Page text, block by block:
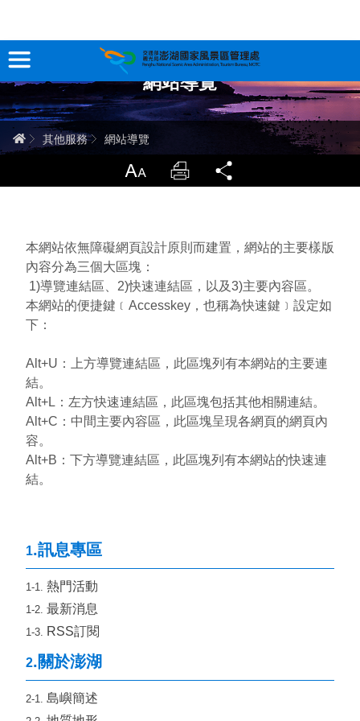
跳
到
主
要
內
容
訊息專區
關於澎湖
智慧觀光情報站
永續旅遊
RSS 臉書粉絲團
首長信箱 English
ไทย
網站導覽
首頁其他服務 網站導覽
放大 列印
本網站依無障礙網頁設計原則而建置，網站的主要樣版
內容分為三個大區塊：
1)導覽連結區、2)快速連結區，以及3)主要內容區。
本網站的便捷鍵﹝Accesskey，也稱為快速鍵﹞設定如
下：
Alt+U：上方導覽連結區，此區塊列有本網站的主要連
結。
Alt+L：左方快速連結區，此區塊包括其他相關連結。
Alt+C：中間主要內容區，此區塊呈現各網頁的網頁內
容。
Alt+B：下方導覽連結區，此區塊列有本網站的快速連
結。
1.訊息專區
1-1. 熱門活動
1-2. 最新消息
1-3. RSS訂閱
2.關於澎湖
2-1. 島嶼簡述